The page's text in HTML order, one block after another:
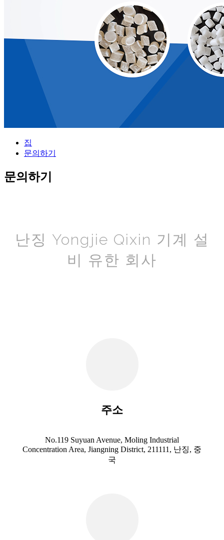
집
문의하기
문의하기
난징 Yongjie Qixin 기계 설
비 유한 회사
주소
No.119 Suyuan Avenue, Moling Industrial
Concentration Area, Jiangning District, 211111, 난징, 중
국